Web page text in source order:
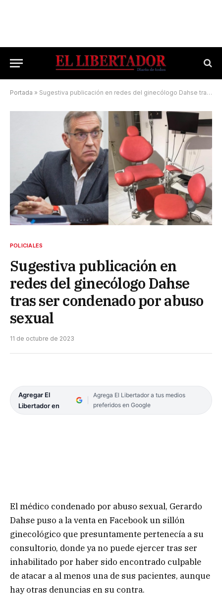
Portada » Sugestiva publicación en redes del ginecólogo Dahse tras ser condenado por abuso sexual
POLICIALES
Sugestiva publicación en
redes del ginecólogo Dahse
tras ser condenado por abuso
sexual
11 de octubre de 2023
Agregar El
Libertador en
Agrega El Libertador a tus medios
preferidos en Google
El médico condenado por abuso sexual, Gerardo
Dahse puso a la venta en Facebook un sillón
ginecológico que presuntamente pertenecía a su
consultorio, donde ya no puede ejercer tras ser
inhabilitado por haber sido encontrado culpable
de atacar a al menos una de sus pacientes, aunque
hay otras denuncias en su contra.